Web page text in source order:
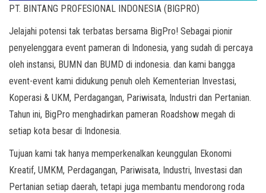
PT. BINTANG PROFESIONAL INDONESIA (BIGPRO)
Jelajahi potensi tak terbatas bersama BigPro! Sebagai pionir
penyelenggara event pameran di Indonesia, yang sudah di percaya
oleh instansi, BUMN dan BUMD di indonesia. dan kami bangga
event-event kami didukung penuh oleh Kementerian Investasi,
Koperasi & UKM, Perdagangan, Pariwisata, Industri dan Pertanian.
Tahun ini, BigPro menghadirkan pameran Roadshow megah di
setiap kota besar di Indonesia.
Tujuan kami tak hanya memperkenalkan keunggulan Ekonomi
Kreatif, UMKM, Perdagangan, Pariwisata, Industri, Investasi dan
Pertanian setiap daerah, tetapi juga membantu mendorong roda